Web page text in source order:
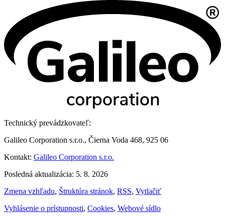
Technický prevádzkovateľ:
Galileo Corporation s.r.o., Čierna Voda 468, 925 06
Kontakt: Galileo Corporation s.r.o.
Posledná aktualizácia: 5. 8. 2026
Zmena vzhľadu, Štruktúra stránok, RSS, Vytlačiť
Vyhlásenie o prístupnosti, Cookies, Webové sídlo